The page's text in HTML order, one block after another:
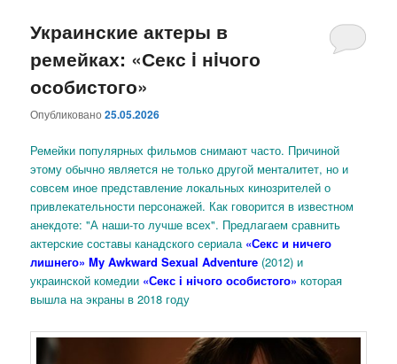
основному
содержимому
дополнительному
содержимому
Украинские актеры в
ремейках: «Секс i нiчого
особистого»
Опубликовано25.05.2026
Ремейки популярных фильмов снимают часто. Причиной
этому обычно является не только другой менталитет, но и
совсем иное представление локальных кинозрителей о
привлекательности персонажей. Как говорится в известном
анекдоте: "А наши-то лучше всех". Предлагаем сравнить
актерские составы канадского сериала «Секс и ничего
лишнего» My Awkward Sexual Adventure (2012) и
украинской комедии «Секс i нiчого особистого»которая
вышла на экраны в 2018 году